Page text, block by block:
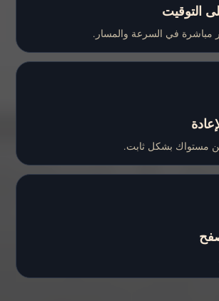
التوقيت
مباشرة في السرعة والمسار.
مستواك بشكل ثابت.